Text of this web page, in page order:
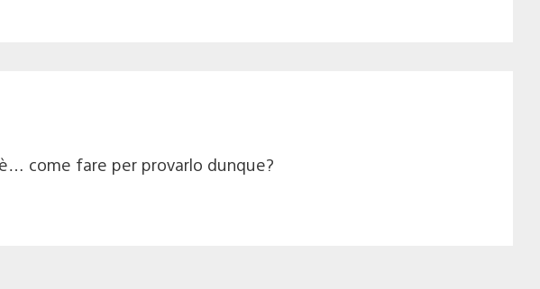
come fare per provarlo dunque?